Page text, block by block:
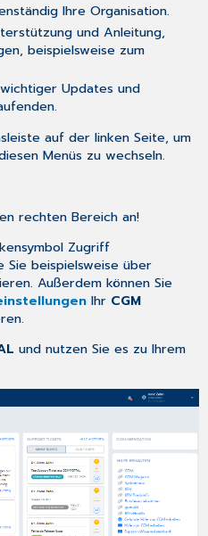
Ihre Organisation.
und Anleitung,
beispielsweise zum
Updates und
auf der linken Seite, um
Menüs zu wechseln.
rechten Bereich an!
Zugriff
Sie beispielsweise über
Außerdem können Sie
Ihr CGM
und nutzen Sie es zu Ihrem